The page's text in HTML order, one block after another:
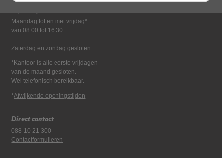
Maandag tot en met vrijdag*
van 08:00 tot 16:30
Zaterdag en zondag gesloten
*Kantoor is alle eerste vrijdagen
van de maand gesloten.
Wel telefonisch bereikbaar.
*Afwijkende openingstijden
Direct contact
088-10 21 300
Contactformulieren